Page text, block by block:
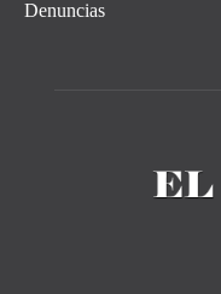
Denuncias